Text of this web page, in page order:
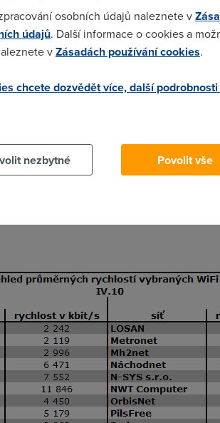
osobních údajů naleznete v
údajů. Další informace o cookies a
vZásadách používání cookies.
chcete dozvědět více, další
nezbytné Povolit vše